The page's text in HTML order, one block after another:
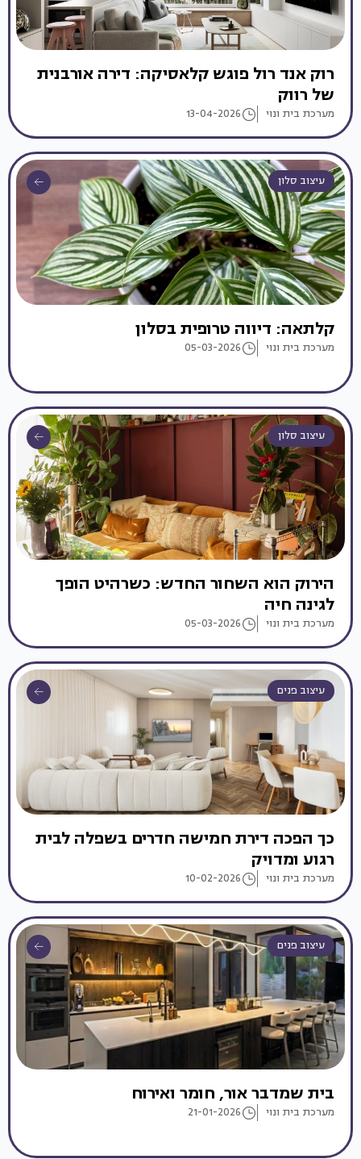
רוק אנד רול פוגש קלאסיקה: דירה אורבנית
של רווק
מערכת בית ונוי 13-04-2026
עיצוב סלון
קלתאה: דיווה טרופית בסלון
מערכת בית ונוי 05-03-2026
עיצוב סלון
הירוק הוא השחור החדש: כשרהיט הופך
לגינה חיה
מערכת בית ונוי 05-03-2026
עיצוב פנים
כך הפכה דירת חמישה חדרים בשפלה לבית
רגוע ומדויק
מערכת בית ונוי 10-02-2026
עיצוב פנים
בית שמדבר אור, חומר ואירוח
מערכת בית ונוי 21-01-2026